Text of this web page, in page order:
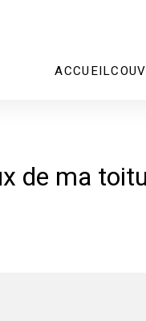
ACCUEIL
de ma